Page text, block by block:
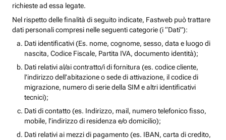
richieste ad essa legate.
Nel rispetto delle finalità di seguito indicate, Fastweb può trattare
dati personali compresi nelle seguenti categorie (i “Dati”):
Dati identificativi (Es. nome, cognome, sesso, data e luogo di
nascita, Codice Fiscale, Partita IVA, documento identità);
Dati relativi al/ai contratto/i di fornitura (es. codice cliente,
l’indirizzo dell’abitazione o sede di attivazione, il codice di
migrazione, numero di serie della SIM e altri identificativi
tecnici);
Dati di contatto (es. Indirizzo, mail, numero telefonico fisso,
mobile, l’indirizzo di residenza e/o domicilio);
Dati relativi ai mezzi di pagamento (es. IBAN, carta di credito,